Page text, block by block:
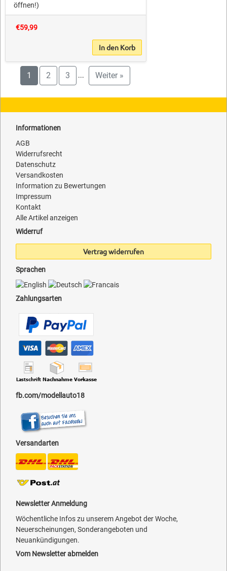
öffnen!)
€59,99
In den Korb
1 2 3 ... Weiter »
Informationen
AGB
Widerrufsrecht
Datenschutz
Versandkosten
Information zu Bewertungen
Impressum
Kontakt
Alle Artikel anzeigen
Widerruf
Vertrag widerrufen
Sprachen
Zahlungsarten
fb.com/modellauto18
Versandarten
Newsletter Anmeldung
Wöchentliche Infos zu unserem Angebot der Woche,
Neuerscheinungen, Sonderangeboten und
Neuankündigungen.
Vom Newsletter abmelden